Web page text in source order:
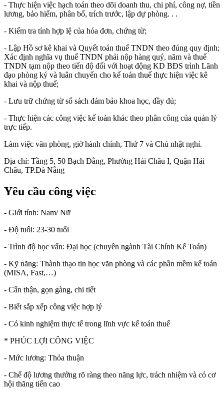
- Thực hiện việc hạch toán theo dõi doanh thu, chi phí, công nợ, tiền
lương, bảo hiểm, phân bổ, trích trước, lập dự phòng. . .
- Kiểm tra tính hợp lệ của hóa đơn, chứng từ;
- Lập Hồ sơ kê khai và Quyết toán thuế TNDN theo đúng quy định;
Xác định nghĩa vụ thuế TNDN phải nộp hàng quý, năm và thuế
TNDN tạm nộp theo tiến độ đối với hoạt động KD BĐS trình Lãnh
đạo phòng ký và luân chuyển cho kế toán thuế thực hiện việc kê
khai và nộp thuế;
- Lưu trữ chứng từ sổ sách đảm bảo khoa học, đầy đủ;
- Thực hiện các công việc kế toán khác theo phân công của quản lý
trực tiếp.
Làm việc văn phòng, giờ hành chính, Thứ 7 và Chủ nhật nghỉ.
Địa chỉ: Tầng 5, 50 Bạch Đằng, Phường Hải Châu I, Quận Hải
Châu, TP.Đà Nẵng
Yêu cầu công việc
- Giới tính: Nam/ Nữ
- Độ tuổi: 23-30 tuổi
- Trình độ học vấn: Đại học (chuyên ngành Tài Chính Kế Toán)
- Kỹ năng: Thành thạo tin học văn phòng và các phần mềm kế toán
(MISA, Fast,…)
- Cẩn thận, gọn gàng, chi tiết
- Biết sắp xếp công việc hợp lý
- Có kinh nghiệm thực tế trong lĩnh vực kế toán thuế
* PHÚC LỢI CÔNG VIỆC
- Mức lương: Thỏa thuận
- Chế độ lương thưởng rõ ràng theo năng lực, trách nhiệm và có cơ
hội thăng tiến cao